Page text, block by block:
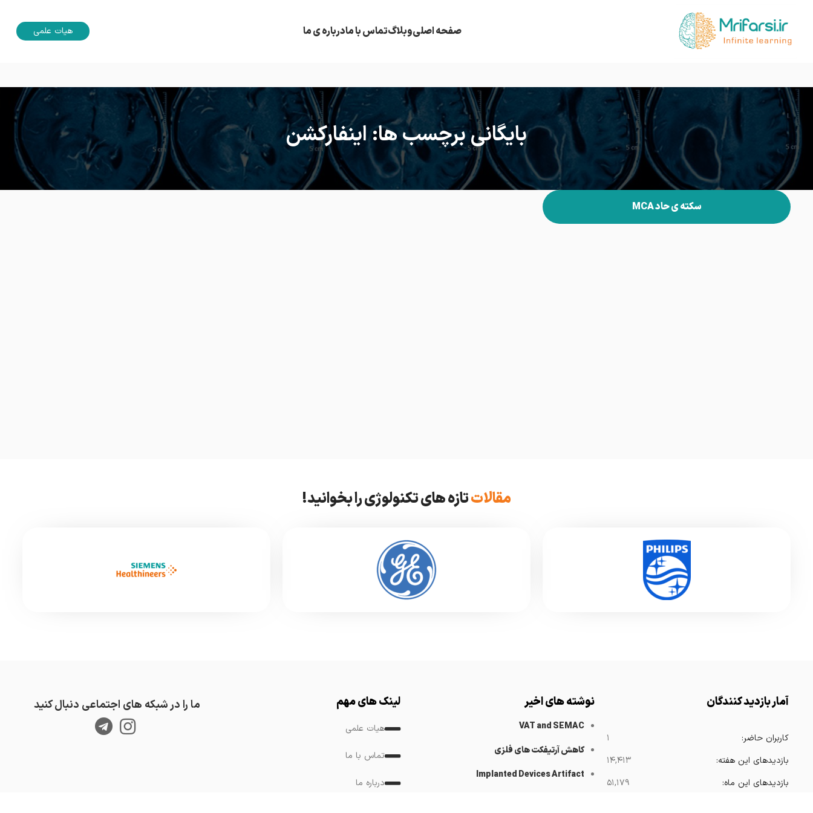
صفحه اصلیوبلاگتماس با مادرباره ی ما هیات علمی
بایگانی برچسب ها: اینفارکشن
سکته ی حاد MCA
مقالاتتازه های تکنولوژی را بخوانید!
آمار بازدید کنندگان
کاربران حاضر:
۱
بازدیدهای این هفته:
۱۴,۴۱۳
بازدیدهای این ماه:
۵۱,۱۷۹
نوشته های اخیر
VAT and SEMAC
کاهش آرتیفکت های فلزی
Implanted Devices Artifact
لینک های مهم
هیات علمی
تماس با ما
درباره ما
ما را در شبکه های اجتماعی دنبال کنید